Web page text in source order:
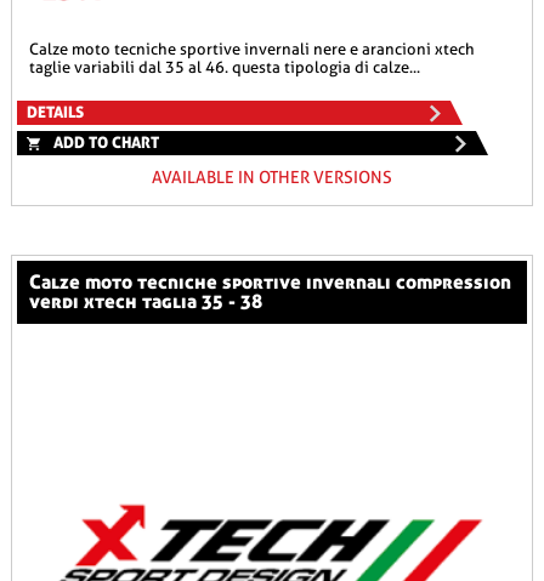
calze moto tecniche sportive invernali nere e arancioni xtech
taglie variabili dal 35 al 46. questa tipologia di calze...
DETAILS
ADD TO CHART
AVAILABLE IN OTHER VERSIONS
calze moto tecniche sportive invernali compression
verdi xtech taglia 35 - 38